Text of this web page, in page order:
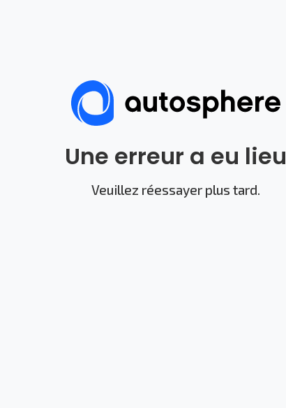
Une erreur a eu lieu
Veuillez réessayer plus tard.